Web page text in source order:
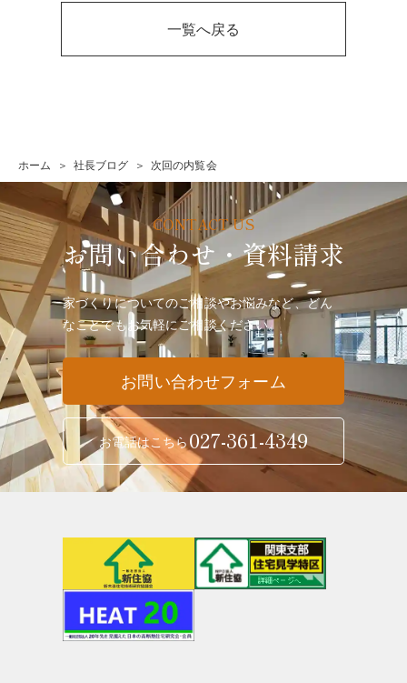
一覧へ戻る
ホーム 社長ブログ 次回の内覧会
お問い合わせ・資料請求
家づくりについてのご相談やお悩みなど、どん
なことでもお気軽にご相談ください。
お問い合わせフォーム
お電話はこちら 027-361-4349